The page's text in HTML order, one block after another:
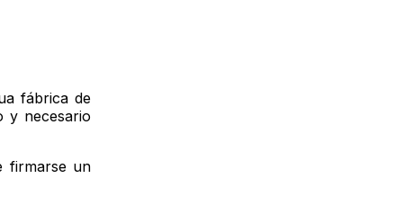
fábrica de
y necesario
firmarse un